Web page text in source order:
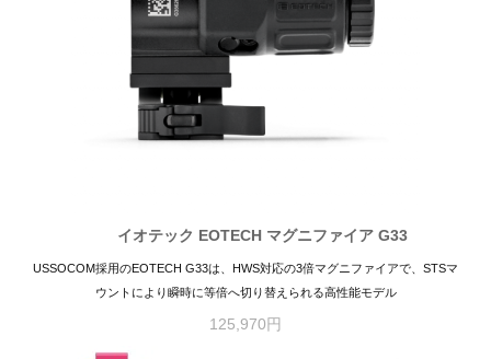
イオテック EOTECH マグニファイア G33
USSOCOM採用のEOTECH G33は、HWS対応の3倍マグニファイアで、STSマ
ウントにより瞬時に等倍へ切り替えられる高性能モデル
125,970円